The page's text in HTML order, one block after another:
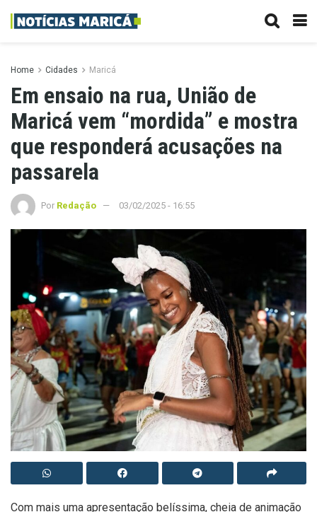
Home Cidades Maricá
Em ensaio na rua, União de
Maricá vem “mordida” e mostra
que responderá acusações na
passarela
Por Redação 03/02/2025 - 16:55
Com mais uma apresentação belíssima, cheia de animação